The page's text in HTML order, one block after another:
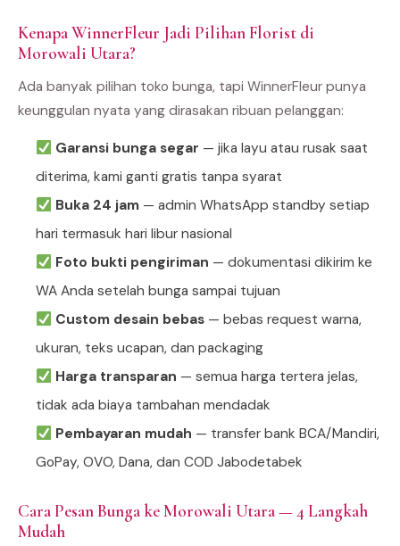
Kenapa WinnerFleur Jadi Pilihan Florist di
Morowali Utara?
Ada banyak pilihan toko bunga, tapi WinnerFleur punya
keunggulan nyata yang dirasakan ribuan pelanggan:
Garansi bunga segar — jika layu atau rusak saat
diterima, kami ganti gratis tanpa syarat
Buka 24 jam— admin WhatsApp standby setiap
hari termasuk hari libur nasional
Foto bukti pengiriman — dokumentasi dikirim ke
WA Anda setelah bunga sampai tujuan
Custom desain bebas— bebas request warna,
ukuran, teks ucapan, dan packaging
Harga transparan — semua harga tertera jelas,
tidak ada biaya tambahan mendadak
Pembayaran mudah — transfer bank BCA/Mandiri,
GoPay, OVO, Dana, dan COD Jabodetabek
Cara Pesan Bunga ke Morowali Utara — 4 Langkah
Mudah